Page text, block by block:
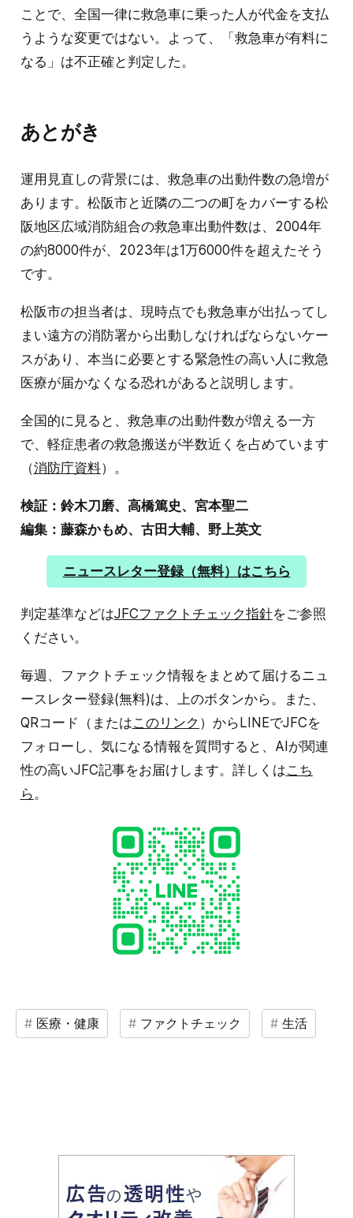
ことで、全国一律に救急車に乗った人が代金を支払
うような変更ではない。よって、「救急車が有料に
なる」は不正確と判定した。
あとがき
運用見直しの背景には、救急車の出動件数の急増が
あります。松阪市と近隣の二つの町をカバーする松
阪地区広域消防組合の救急車出動件数は、2004年
の約8000件が、2023年は1万6000件を超えたそう
です。
松阪市の担当者は、現時点でも救急車が出払ってし
まい遠方の消防署から出動しなければならないケー
スがあり、本当に必要とする緊急性の高い人に救急
医療が届かなくなる恐れがあると説明します。
全国的に見ると、救急車の出動件数が増える一方
で、軽症患者の救急搬送が半数近くを占めています
（消防庁資料）。
検証：鈴木刀磨、高橋篤史、宮本聖二
編集：藤森かもめ、古田大輔、野上英文
ニュースレター登録（無料）はこちら
判定基準などはJFCファクトチェック指針をご参照
ください。
毎週、ファクトチェック情報をまとめて届けるニュ
ースレター登録(無料)は、上のボタンから。また、
QRコード（またはこのリンク ）からLINEでJFCを
フォローし、気になる情報を質問すると、AIが関連
性の高いJFC記事をお届けします。詳しくはこち
ら。
医療・健康 ファクトチェック 生活